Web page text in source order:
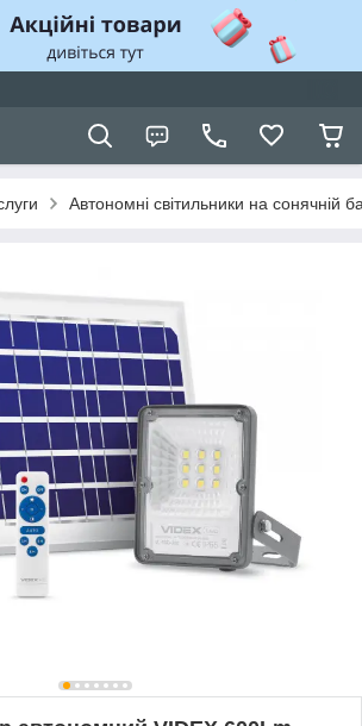
Автономні світильники на сонячній